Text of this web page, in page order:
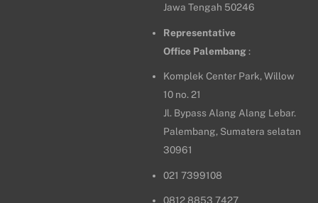
Jawa Tengah 50246
Representative
Office Palembang :
Komplek Center Park, Willow
10 no. 21
Jl. Bypass Alang Alang Lebar.
Palembang, Sumatera selatan
30961
021 7399108
0812 8853 7427